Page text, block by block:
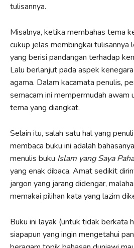
tulisannya.
Misalnya, ketika membahas tema
cukup jelas membingkai tulisannya
yang berisi pandangan terhadap
Lalu berlanjut pada aspek
agama. Dalam kacamata penulis,
semacam ini mempermudah awam
tema yang diangkat.
Selain itu, salah satu hal yang
membaca buku ini adalah
menulis buku Islam yang Saya
yang enak dibaca. Amat sedikit
jargon yang jarang didengar,
memakai pilihan kata yang lazim
Buku ini layak (untuk tidak berkata
siapapun yang ingin mengetahui